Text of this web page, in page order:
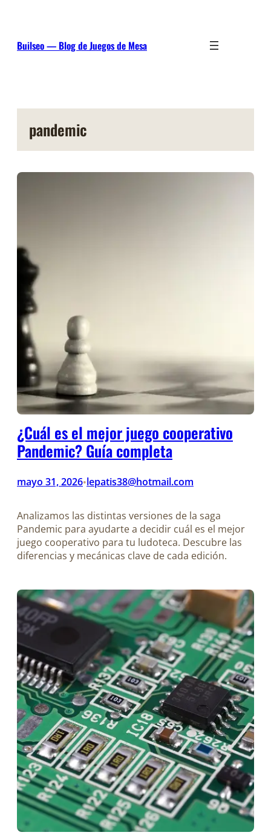
Builseo — Blog de Juegos de Mesa
pandemic
¿Cuál es el mejor juego cooperativo
Pandemic? Guía completa
mayo 31, 2026•lepatis38@hotmail.com
Analizamos las distintas versiones de la saga
Pandemic para ayudarte a decidir cuál es el mejor
juego cooperativo para tu ludoteca. Descubre las
diferencias y mecánicas clave de cada edición.